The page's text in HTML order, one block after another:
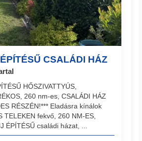
CSALÁDI HÁZ
HŐSZIVATTYÚS,
260 nm-es, CSALÁDI HÁZ
RÉSZÉN!*** Eladásra kínálok
TELEKEN fekvő, 260 NM-ES,
ÉPÍTÉSŰ családi házat, ...